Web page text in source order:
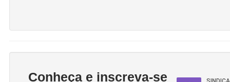
Conheça e inscreva-se